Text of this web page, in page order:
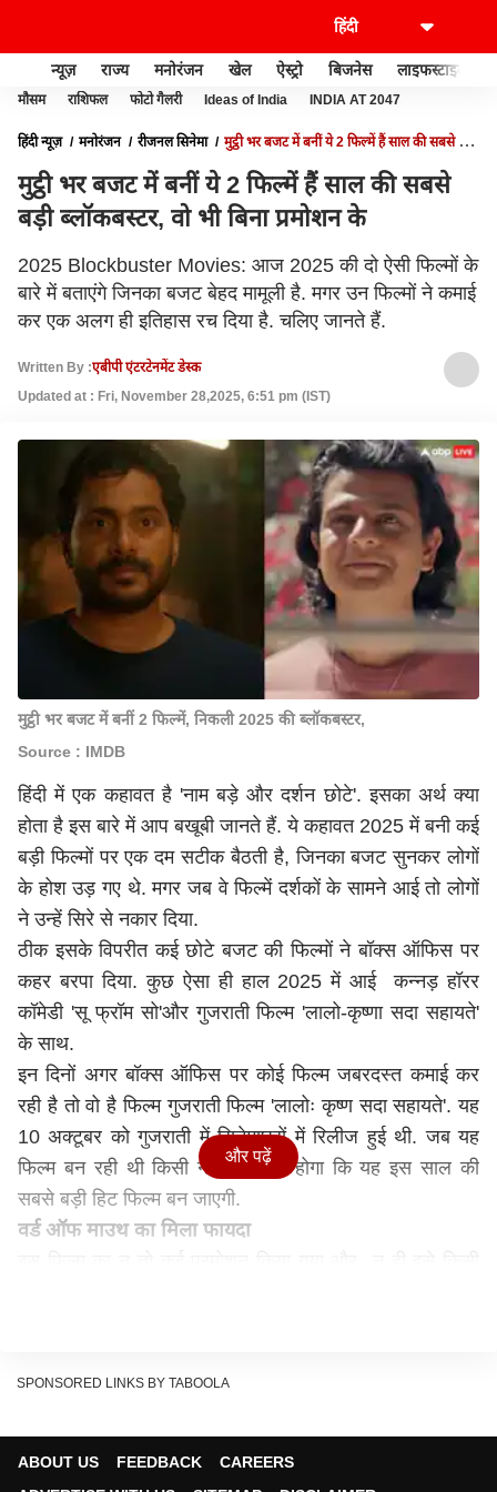
न्यूज़ राज्य मनोरंजन खेल ऐस्ट्रो बिजनेस लाइफस्टाइल
मौसम राशिफल फोटो गैलरी Ideas of India INDIA AT 2047
हिंदी न्यूज़ मनोरंजन रीजनल सिनेमा
मुट्ठी भर बजट में बनीं ये 2 फिल्में हैं साल की सबसे बड़ी
मुट्ठी भर बजट में बनीं ये 2 फिल्में हैं साल की सबसे
बड़ी ब्लॉकबस्टर, वो भी बिना प्रमोशन के
2025 Blockbuster Movies: आज 2025 की दो ऐसी फिल्मों के
बारे में बताएंगे जिनका बजट बेहद मामूली है. मगर उन फिल्मों ने कमाई
कर एक अलग ही इतिहास रच दिया है. चलिए जानते हैं.
Written By :एबीपी एंटरटेनमेंट डेस्क
Updated at : Fri, November 28,2025, 6:51 pm (IST)
मुट्ठी भर बजट में बनीं 2 फिल्में, निकली 2025 की ब्लॉकबस्टर,
Source : IMDB
हिंदी में एक कहावत है 'नाम बड़े और दर्शन छोटे'. इसका अर्थ क्या
होता है इस बारे में आप बखूबी जानते हैं. ये कहावत 2025 में बनी कई
बड़ी फिल्मों पर एक दम सटीक बैठती है, जिनका बजट सुनकर लोगों
के होश उड़ गए थे. मगर जब वे फिल्में दर्शकों के सामने आई तो लोगों
ने उन्हें सिरे से नकार दिया.
ठीक इसके विपरीत कई छोटे बजट की फिल्मों ने बॉक्स ऑफिस पर
कहर बरपा दिया. कुछ ऐसा ही हाल 2025 में आई कन्नड़ हॉरर
कॉमेडी 'सू फ्रॉम सो'और गुजराती फिल्म 'लालो-कृष्णा सदा सहायते'
के साथ.
इन दिनों अगर बॉक्स ऑफिस पर कोई फिल्म जबरदस्त कमाई कर
रही है तो वो है फिल्म गुजराती फिल्म 'लालोः कृष्ण सदा सहायते'. यह
10 अक्टूबर को गुजराती में सिनेमाघरों में रिलीज हुई थी. जब यह
फिल्म बन रही थी किसी ने नहीं सोचा होगा कि यह इस साल की
सबसे बड़ी हिट फिल्म बन जाएगी.
वर्ड ऑफ माउथ का मिला फायदा
आंकड़ों के मुताबिक 49 दिनों में इस फिल्म ने बॉक्स ऑफिस पर
और पढ़ें
SPONSORED LINKS BY TABOOLA
ABOUT US FEEDBACK
CAREERS